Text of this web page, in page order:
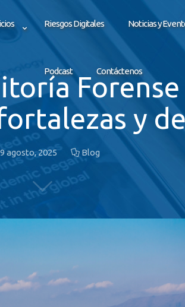
Riesgos Digitales Noticias y
Podcast Contáctenos
y
agosto, 2025 Blog